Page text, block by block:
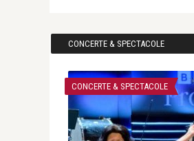
CONCERTE & SPECTACOLE
CONCERTE & SPECTACOLE